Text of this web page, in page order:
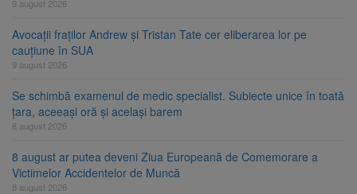
9 august 2026
Avocații fraților Andrew și Tristan Tate cer eliberarea lor pe
cauțiune în SUA
9 august 2026
Se schimbă examenul de medic specialist. Subiecte unice în toată
țara, aceeași oră și același barem
8 august 2026
8 august ar putea deveni Ziua Europeană de Comemorare a
Victimelor Accidentelor de Muncă
8 august 2026